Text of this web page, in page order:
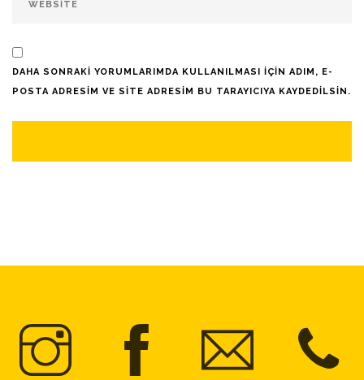
DAHA SONRAKI YORUMLARIMDA KULLANILMASI IÇIN ADIM, E-
POSTA ADRESIM VE SITE ADRESIM BU TARAYICIYA KAYDEDILSIN.